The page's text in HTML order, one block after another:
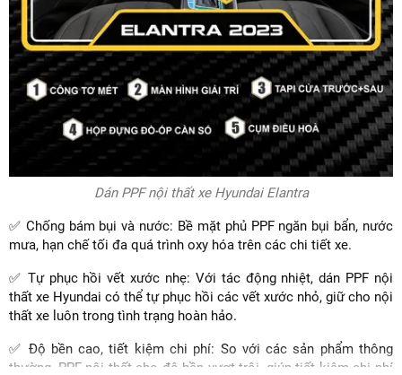
Dán PPF nội thất xe Hyundai Elantra
✅ Chống bám bụi và nước: Bề mặt phủ PPF ngăn bụi bẩn, nước
mưa, hạn chế tối đa quá trình oxy hóa trên các chi tiết xe.
✅ Tự phục hồi vết xước nhẹ: Với tác động nhiệt, dán PPF nội
thất xe Hyundai có thể tự phục hồi các vết xước nhỏ, giữ cho nội
thất xe luôn trong tình trạng hoàn hảo.
✅ Độ bền cao, tiết kiệm chi phí: So với các sản phẩm thông
thường, PPF nội thất cho độ bền vượt trội, giúp tiết kiệm chi phí